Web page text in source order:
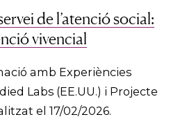
de l’atenció social:
vivencial
amb Experiències
Labs (EE.UU.) i Projecte
el 17/02/2026.